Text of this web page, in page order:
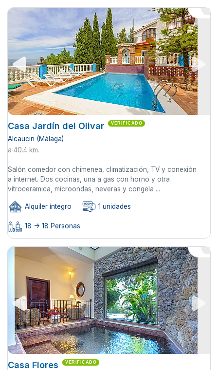
Casa Jardín del Olivar VERIFICADO
Alcaucin (Málaga)
a 40.4 km.
Salón comedor con chimenea, climatización, TV y conexión
a internet. Dos cocinas, una a gas con horno y otra
vitroceramica, microondas, neveras y congela ...
Alquiler íntegro 1 unidades
18 -> 18 Personas
Casa Flores VERIFICADO